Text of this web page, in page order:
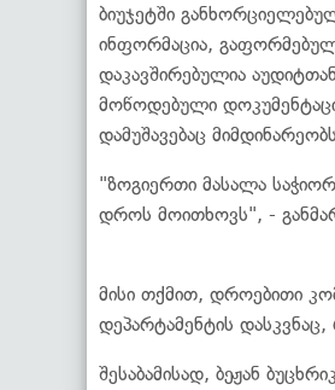
ბიუჯეტში
ინფორმაცია,
დაკავშირებულია
მოწოდებული
დამუშავებაც
"ზოგიერთი მასალა
დროს მოითხოვს", -
მისი თქმით, დროებითი
დეპარტამენტის
შესაბამისად, ბეჟან